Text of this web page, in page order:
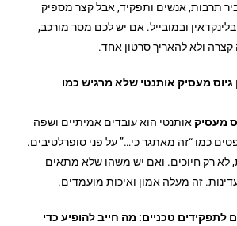
תרבות, אנשים ותפקיד, אבל קצר מספיק
ובמובייל. אם יש לכם מסר מורכב,
קצרה ולא להאריך סרטון אחד.
גיוס מעסיק אותנטי שלא מרגיש כמו
מעסיקאותנטי הוא עובדים אמיתיים ושפה
כמו “זה מאתגר כי…” על פני סופרלטיבים.
לא רק חיוכים. ואם יש משהו שלא מתאים
זה מעלה אמון ואיכות מועמדים.
לתפקידים טכניים: מה חייב להופיע כדי